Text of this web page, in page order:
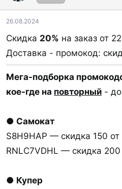
26.08.2024
Скидка 20% на заказ от
Доставка - промокод:
Мега-подборка
кое-где на повторный -
● Самокат
S8H9HAP — скидка 150
RNLC7VDHL — скидка
● Купер